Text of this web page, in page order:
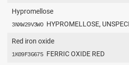
Hypromellose
3NXW29V3WO HYPROMELLOSE,
Red iron oxide
1K09F3G675 FERRIC OXIDE RED